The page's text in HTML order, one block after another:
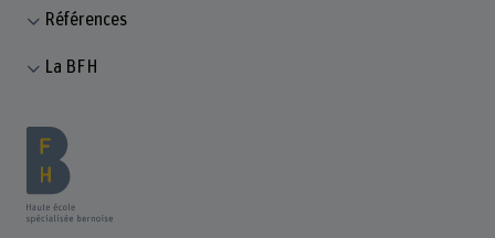
Références
La BFH